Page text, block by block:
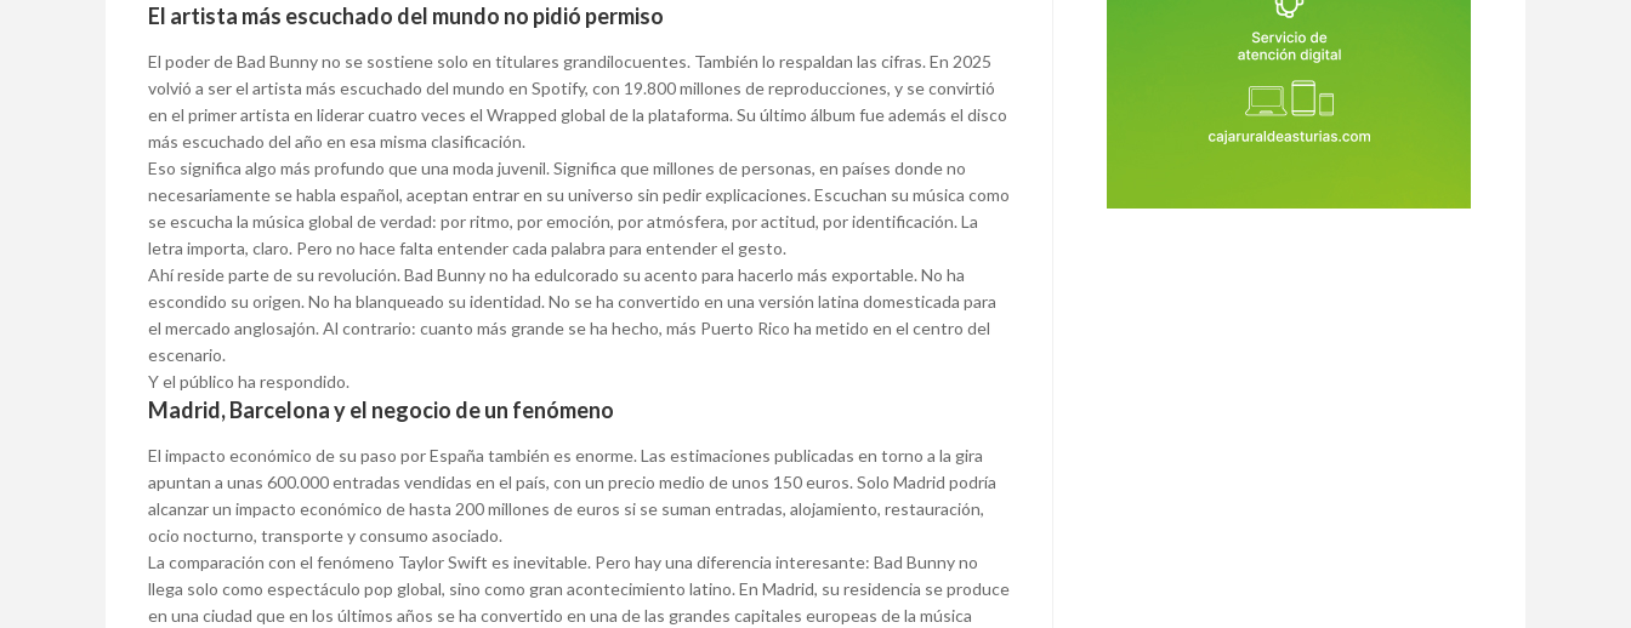
El artista más escuchado del mundo no pidió permiso
El poder de Bad Bunny no se sostiene solo en titulares grandilocuentes. También lo respaldan las cifras. En 2025
volvió a ser el artista más escuchado del mundo en Spotify, con 19.800 millones de reproducciones, y se convirtió
en el primer artista en liderar cuatro veces el Wrapped global de la plataforma. Su último álbum fue además el disco
más escuchado del año en esa misma clasificación.
Eso significa algo más profundo que una moda juvenil. Significa que millones de personas, en países donde no
necesariamente se habla español, aceptan entrar en su universo sin pedir explicaciones. Escuchan su música como
se escucha la música global de verdad: por ritmo, por emoción, por atmósfera, por actitud, por identificación. La
letra importa, claro. Pero no hace falta entender cada palabra para entender el gesto.
Ahí reside parte de su revolución. Bad Bunny no ha edulcorado su acento para hacerlo más exportable. No ha
escondido su origen. No ha blanqueado su identidad. No se ha convertido en una versión latina domesticada para
el mercado anglosajón. Al contrario: cuanto más grande se ha hecho, más Puerto Rico ha metido en el centro del
escenario.
Y el público ha respondido.
Madrid, Barcelona y el negocio de un fenómeno
El impacto económico de su paso por España también es enorme. Las estimaciones publicadas en torno a la gira
apuntan a unas 600.000 entradas vendidas en el país, con un precio medio de unos 150 euros. Solo Madrid podría
alcanzar un impacto económico de hasta 200 millones de euros si se suman entradas, alojamiento, restauración,
ocio nocturno, transporte y consumo asociado.
La comparación con el fenómeno Taylor Swift es inevitable. Pero hay una diferencia interesante: Bad Bunny no
llega solo como espectáculo pop global, sino como gran acontecimiento latino. En Madrid, su residencia se produce
en una ciudad que en los últimos años se ha convertido en una de las grandes capitales europeas de la música